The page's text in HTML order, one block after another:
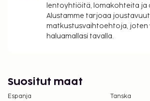
lentoyhtiöitä, lomakohteita ja
Alustamme tarjoaa
matkustusvaihtoehtoja, joten
haluamallasi tavalla.
Suositut maat
Espanja
Tanska